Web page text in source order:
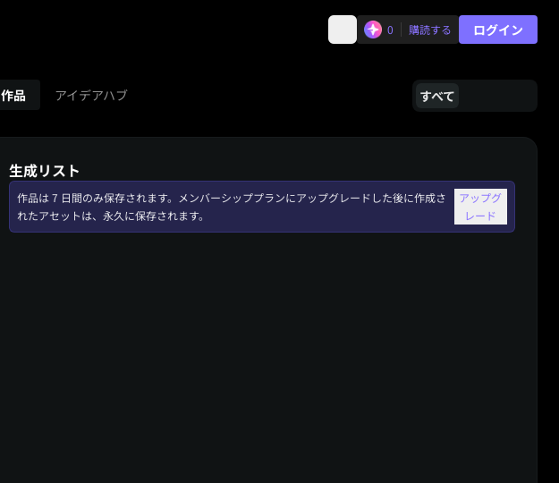
0 購読する ログイン
作品 アイデアハブ すべて
生成リスト
作品は 7 日間のみ保存されます。メンバーシッププランにアップグレードした後に作成さ
れたアセットは、永久に保存されます。
アップグ
レード